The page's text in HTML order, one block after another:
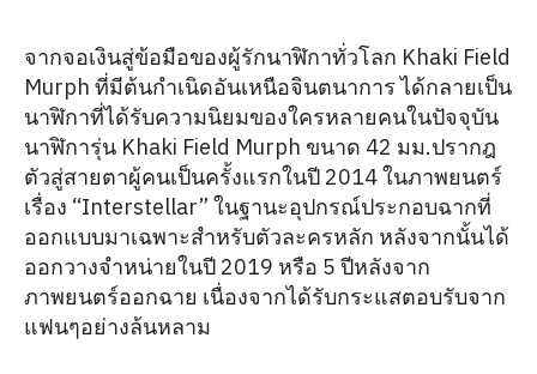
จากจอเงินสู่ข้อมือของผู้รักนาฬิกาทั่วโลก Khaki Field
Murph ที่มีต้นกำเนิดอันเหนือจินตนาการ ได้กลายเป็น
นาฬิกาที่ได้รับความนิยมของใครหลายคนในปัจจุบัน
นาฬิการุ่น Khaki Field Murph ขนาด 42 มม.ปรากฎ
ตัวสู่สายตาผู้คนเป็นครั้งแรกในปี 2014 ในภาพยนตร์
เรื่อง “Interstellar” ในฐานะอุปกรณ์ประกอบฉากที่
ออกแบบมาเฉพาะสำหรับตัวละครหลัก หลังจากนั้นได้
ออกวางจำหน่ายในปี 2019 หรือ 5 ปีหลังจาก
ภาพยนตร์ออกฉาย เนื่องจากได้รับกระแสตอบรับจาก
แฟนๆอย่างล้นหลาม